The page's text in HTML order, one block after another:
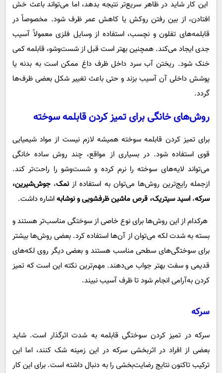
این کار شاید در ظاهر سریع‌تر نتیجه بدهد، اما می‌تواند باعث خش
افتادن، از بین رفتن روکش یا کاهش عمر ظرف شود. مخصوصاً در
قابلمه‌های تفلون و نچسب، استفاده از وسایل فلزی معمولاً آسیب
جدی ایجاد می‌کند. همچنین بهتر است قبل از شست‌وشو، قابلمه کمی
خنک شود. ریختن آب سرد داخل ظرف داغ ممکن است به بدنه یا
پوشش داخلی آن آسیب بزند و حتی باعث تغییر شکل بعضی ظرف‌ها
گردد.
روش‌های خانگی برای تمیز کردن قابلمه سوخته
برای تمیز کردن قابلمه سوخته همیشه لازم نیست از مواد شیمیایی
قوی استفاده شود. در بسیاری از مواقع، چند روش ساده خانگی
می‌تواند لایه‌های سوخته را نرم کرده و شست‌وشو را راحت‌تر کند.
ازجمله رایج‌ترین روش‌ها می‌توان به استفاده ازنمک، جوش‌شیرین،
سرکه، اسید سیتریک، قرص ماشین‌ ظرفشویی و نوشابهاشاره داشت.
هرکدام از این روش‌ها برای نوع خاصی از سوختگی مناسب‌تر هستند و
بسته به شدت لکه می‌توان از آن‌ها استفاده کرد. بعضی روش‌ها بیشتر
برای سوختگی‌های سطحی مناسب‌ هستند و بعضی دیگر روی لکه‌های
قدیمی و سفت بهتر جواب می‌دهند. مهم‌ترین نکته این است که تمیز
کردن به‌آرامی انجام شود تا ظرف آسیب نبیند.
سرکه
سرکه در تمیز کردن سوختگی قابلمه به شدت اثرگذار است. شاید
بعضی از افراد در اثربخشی سرکه در این زمینه شک کنند، اما این
ترکیب تاکنون نتایج رضایت‌بخشی را به دنبال داشته است. برای این کار